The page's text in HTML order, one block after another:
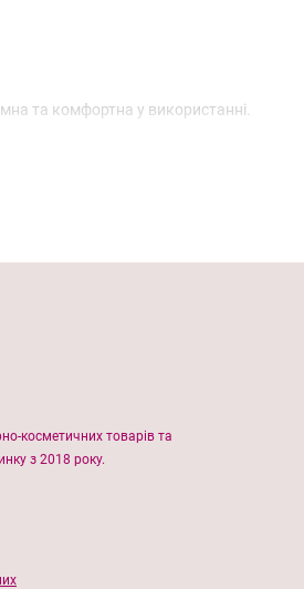
та комфортна у використанні.
та не підкреслює лущення.
губам максимальне відчуття
косметичних товарів та
з 2018 року.